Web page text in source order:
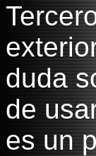
duda
de
es un